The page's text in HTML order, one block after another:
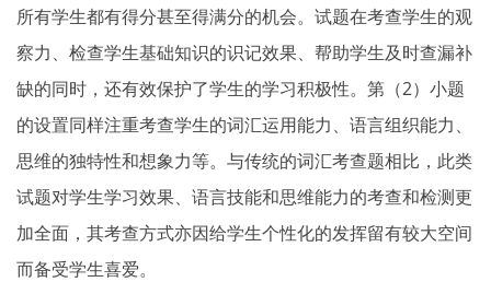
所有学生都有得分甚至得满分的机会。试题在考查学生的观
察力、检查学生基础知识的识记效果、帮助学生及时查漏补
缺的同时，还有效保护了学生的学习积极性。第（2）小题
的设置同样注重考查学生的词汇运用能力、语言组织能力、
思维的独特性和想象力等。与传统的词汇考查题相比，此类
试题对学生学习效果、语言技能和思维能力的考查和检测更
加全面，其考查方式亦因给学生个性化的发挥留有较大空间
而备受学生喜爱。